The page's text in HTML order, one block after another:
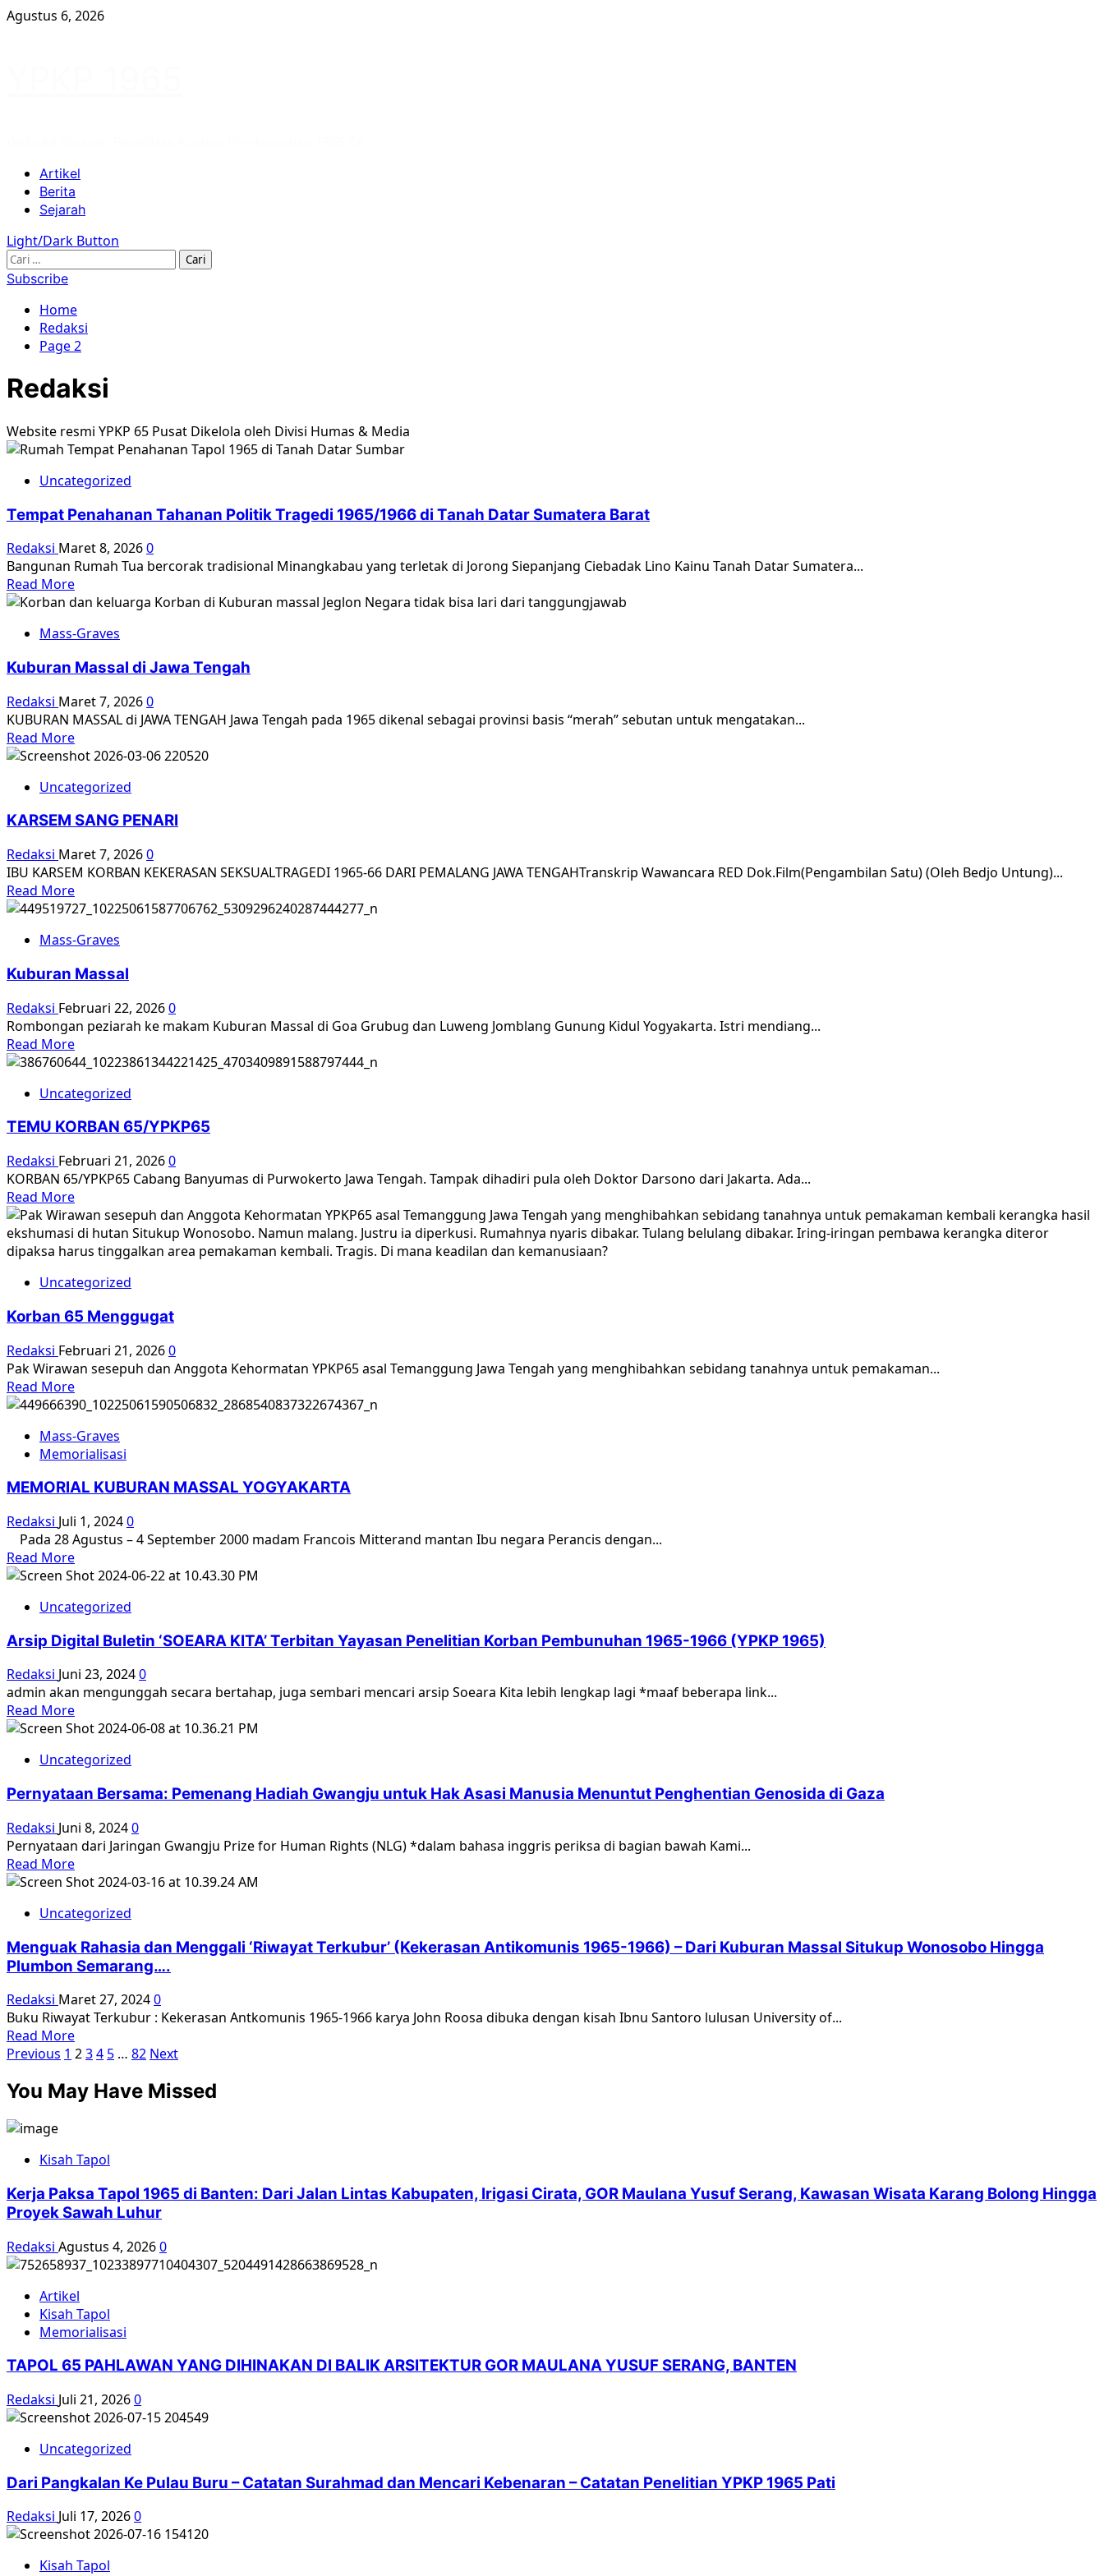
Skip
Agustus 6, 2026
Primary
Menu
Artikel
Berita
Sejarah
Light/Dark Button
Cari
untuk:
Subscribe
Home
Redaksi
Page 2
Redaksi
Website resmi YPKP 65 Pusat Dikelola oleh Divisi Humas & Media
Uncategorized
Tempat Penahanan Tahanan Politik Tragedi 1965/1966 di Tanah Datar Sumatera Barat
Redaksi Maret 8, 20260
Bangunan Rumah Tua bercorak tradisional Minangkabau yang terletak di Jorong Siepanjang Ciebadak Lino Kainu Tanah Datar Sumatera...
Read MoreRead
more
Tempat
Tahanan
Tragedi
1965/1966
di
Tanah
Datar
Sumatera
Barat
Mass-Graves
Kuburan Massal di Jawa Tengah
Redaksi Maret 7, 20260
KUBURAN MASSAL di JAWA TENGAH Jawa Tengah pada 1965 dikenal sebagai provinsi basis “merah” sebutan untuk mengatakan...
Read MoreRead
more
Kuburan
di
Jawa
Tengah
Uncategorized
KARSEM SANG PENARI
Redaksi Maret 7, 20260
IBU KARSEM KORBAN KEKERASAN SEKSUALTRAGEDI 1965-66 DARI PEMALANG JAWA TENGAHTranskrip Wawancara RED Dok.Film(Pengambilan Satu) (Oleh Bedjo Untung)...
Read MoreRead
more
KARSEM
PENARI
Mass-Graves
Kuburan Massal
Redaksi Februari 22, 20260
Rombongan peziarah ke makam Kuburan Massal di Goa Grubug dan Luweng Jomblang Gunung Kidul Yogyakarta. Istri mendiang...
Read MoreRead
more
Kuburan
Uncategorized
TEMU KORBAN 65/YPKP65
Redaksi Februari 21, 20260
KORBAN 65/YPKP65 Cabang Banyumas di Purwokerto Jawa Tengah. Tampak dihadiri pula oleh Doktor Darsono dari Jakarta. Ada...
Read MoreRead
more
about
TEMU
65/YPKP65
Uncategorized
Korban 65 Menggugat
Redaksi Februari 21, 20260
Pak Wirawan sesepuh dan Anggota Kehormatan YPKP65 asal Temanggung Jawa Tengah yang menghibahkan sebidang tanahnya untuk pemakaman...
Read MoreRead
more
Korban
65
Mass-Graves
Memorialisasi
MEMORIAL KUBURAN MASSAL YOGYAKARTA
Redaksi Juli 1, 20240
Pada 28 Agustus – 4 September 2000 madam Francois Mitterand mantan Ibu negara Perancis dengan...
Read MoreRead
more
MEMORIAL
MASSAL
YOGYAKARTA
Uncategorized
Arsip Digital Buletin ‘SOEARA KITA’ Terbitan Yayasan Penelitian Korban Pembunuhan 1965-1966 (YPKP 1965)
Redaksi Juni 23, 20240
admin akan mengunggah secara bertahap, juga sembari mencari arsip Soeara Kita lebih lengkap lagi *maaf beberapa link...
Read MoreRead
more
Arsip
Buletin
KITA’
Terbitan
Yayasan
Penelitian
Korban
Pembunuhan
1965-
1966
1965)
Uncategorized
Pernyataan Bersama: Pemenang Hadiah Gwangju untuk Hak Asasi Manusia Menuntut Penghentian Genosida di Gaza
Redaksi Juni 8, 20240
Pernyataan dari Jaringan Gwangju Prize for Human Rights (NLG) *dalam bahasa inggris periksa di bagian bawah Kami...
Read MoreRead
more
Pernyataan
Pemenang
Hadiah
untuk
Hak
Asasi
Manusia
Menuntut
Penghentian
Gaza
Uncategorized
Menguak Rahasia dan Menggali ‘Riwayat Terkubur’ (Kekerasan Antikomunis 1965-1966) – Dari Kuburan Massal Situkup Wonosobo Hingga
Plumbon Semarang….
Redaksi Maret 27, 20240
Buku Riwayat Terkubur : Kekerasan Antkomunis 1965-1966 karya John Roosa dibuka dengan kisah Ibnu Santoro lulusan University of...
Read MoreRead
more
Menguak
Rahasia
‘Riwayat
(Kekerasan
Antikomunis
1966)
–
Dari
Kuburan
Massal
Situkup
Wonosobo
Hingga
Plumbon
Semarang….
Paginasi
pos
Previous 1 234 5 … 82 Next
You May Have Missed
Kisah Tapol
Kerja Paksa Tapol 1965 di Banten: Dari Jalan Lintas Kabupaten, Irigasi Cirata, GOR Maulana Yusuf Serang, Kawasan Wisata Karang Bolong Hingga
Proyek Sawah Luhur
Redaksi Agustus 4, 20260
Artikel
Kisah Tapol
Memorialisasi
TAPOL 65 PAHLAWAN YANG DIHINAKAN DI BALIK ARSITEKTUR GOR MAULANA YUSUF SERANG, BANTEN
Redaksi Juli 21, 20260
Uncategorized
Dari Pangkalan Ke Pulau Buru – Catatan Surahmad dan Mencari Kebenaran – Catatan Penelitian YPKP 1965 Pati
Redaksi Juli 17, 20260
Kisah Tapol